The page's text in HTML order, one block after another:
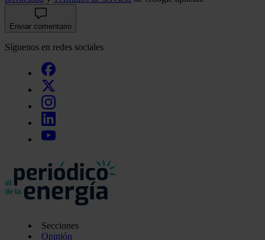
Enviar comentario
Síguenos en redes sociales
Secciones
Opinión